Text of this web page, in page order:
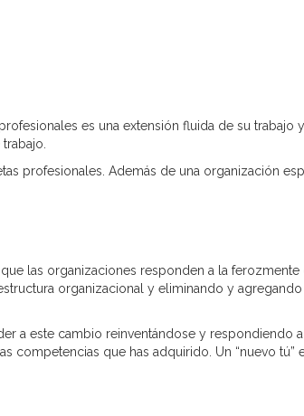
es una extensión fluida de su trabajo y
profesionales. Además de una organización
las organizaciones responden a la ferozmente
organizacional y eliminando y agregando
a este cambio reinventándose y respondiendo a
competencias que has adquirido. Un “nuevo tú”